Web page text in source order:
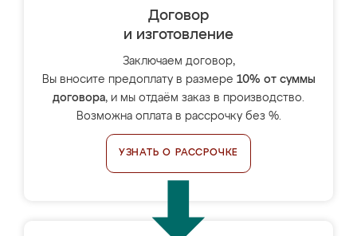
Договор
и изготовление
Заключаем договор,
Вы вносите предоплату в размере 10% от суммы
договора, и мы отдаём заказ в производство.
Возможна оплата в рассрочку без %.
УЗНАТЬ О РАССРОЧКЕ